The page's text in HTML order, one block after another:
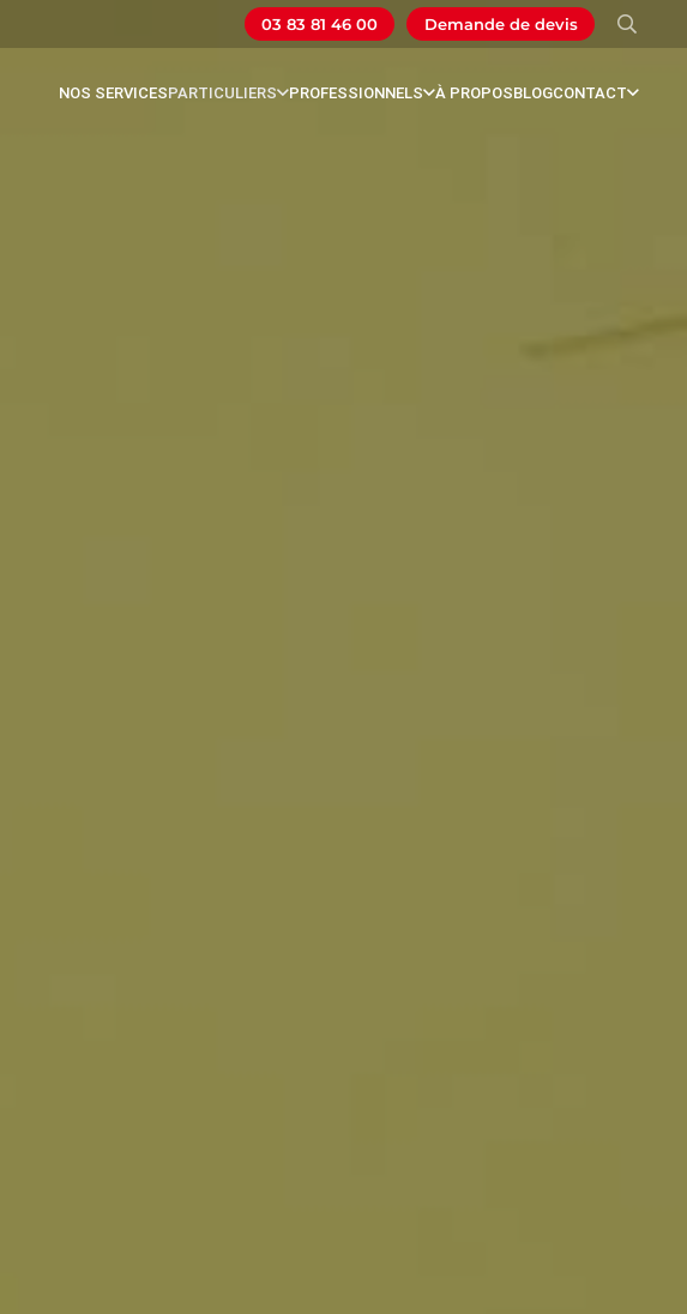
03 83 81 46 00 Demande de devis
NOS SERVICESPARTICULIERS PROFESSIONNELS À PROPOSBLOGCONTACT